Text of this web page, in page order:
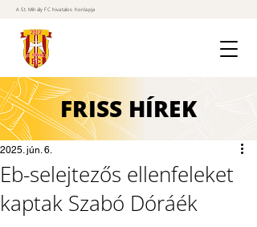
A St. Mihály FC hivatalos honlapja
FRISS HÍREK
Eb-selejtezős ellenfeleket
kaptak Szabó Dóráék
2025. jún. 6.